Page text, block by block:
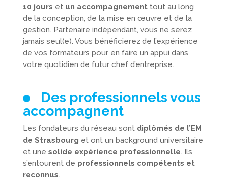
10 jours et un accompagnementtout au long
de la conception, de la mise en œuvre et de la
gestion. Partenaire indépendant, vous ne serez
jamais seul(e). Vous bénéficierez de l’expérience
de vos formateurs pour en faire un appui dans
votre quotidien de futur chef d’entreprise.
Des professionnels vous
accompagnent
Les fondateurs du réseau sont diplômés de l’EM
de Strasbourg et ont un background universitaire
et une solide expérience professionnelle. Ils
s’entourent de professionnels compétents et
reconnus.